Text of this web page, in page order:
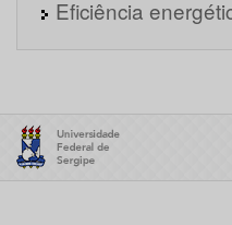
Eficiência